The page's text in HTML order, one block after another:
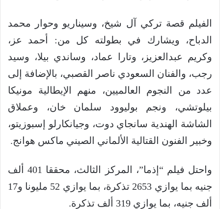
الفيلم قصة تركي آل شيخ، وسيناريو وحوار محمد
الدباح، ويشارك في بطولته كل من: أحمد عز،
وكريم عبدالعزيز، وتارا عماد، وساندي بيلا، وسيد
رجب، والفنان السعودي ناصر القصبي، بالإضافة إلى
عدد من النجوم العالميين، منهم الإيطالية مونيكا
بيلوتشي، ونجم بوليوود سلمان خان، وعملاق
الشاشة الهندية سانجاي دوت، وجيانكارلو إسبوزيتو،
وخبير الفنون القتالية الألماني الصيني ماكس هوانج.
واحتل فيلم “إذما”، المركز الثالث، محققا 401 ألف
جنيه بما يوازي 2653 تذكرة، بما يوازي 52 مليونا و17
ألف جنيه، بما يوازي 319 ألف تذكرة.